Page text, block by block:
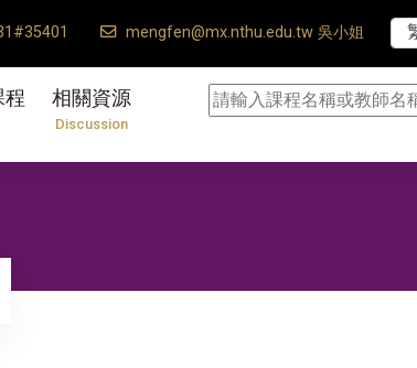
mengfen@mx.nthu.edu.tw 吳小姐
程 相關資源
Discussion